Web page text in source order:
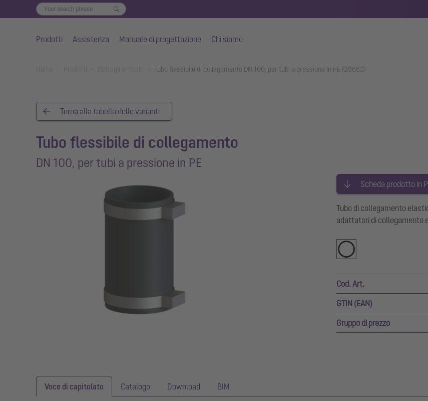
Prodotti Assistenza Manuale di progettazione Chi siamo
Tubo flessibile di collegamento DN 100, per tubi a pressione in PE (28663)
Torna alla tabella delle varianti
Tubo flessibile di collegamento
DN 100, per tubi a pressione in PE
Scheda prodotto in
Tubo di collegamento
adattatori di collegamento
Cod. Art.
GTIN (EAN)
Gruppo di prezzo
Voce di capitolato Catalogo Download BIM